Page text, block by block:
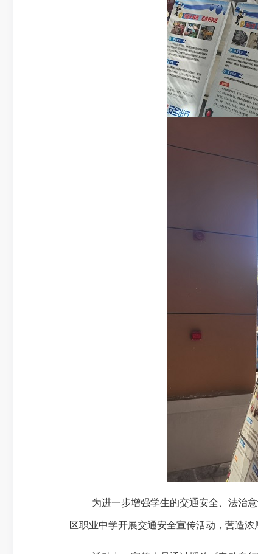
为进一步增强学生的交通安全、法治
区职业中学开展交通安全宣传活动，营造浓